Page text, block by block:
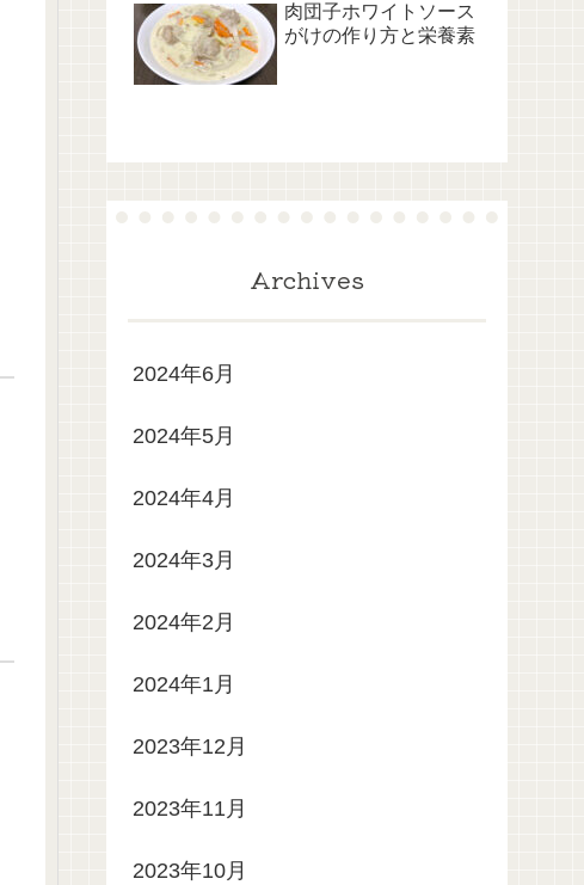
肉団子ホワイトソース
がけの作り方と栄養素
Archives
2024年6月
2024年5月
2024年4月
2024年3月
2024年2月
2024年1月
2023年12月
2023年11月
2023年10月